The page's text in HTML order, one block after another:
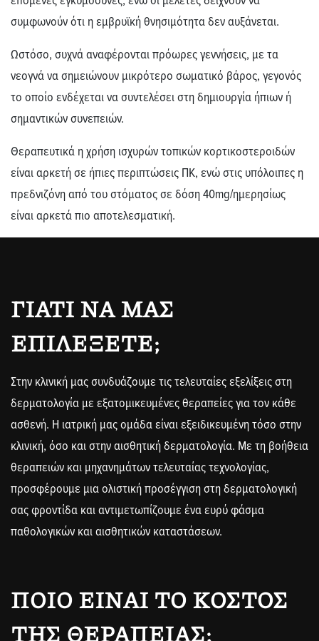
συμφωνούν ότι η εμβρυϊκή θνησιμότητα δεν αυξάνεται.
Ωστόσο, συχνά αναφέρονται πρόωρες γεννήσεις, με τα
νεογνά να σημειώνουν μικρότερο σωματικό βάρος, γεγονός
το οποίο ενδέχεται να συντελέσει στη δημιουργία ήπιων ή
σημαντικών συνεπειών.
Θεραπευτικά η χρήση ισχυρών τοπικών κορτικοστεροιδών
είναι αρκετή σε ήπιες περιπτώσεις ΠΚ, ενώ στις υπόλοιπες η
πρεδνιζόνη από του στόματος σε δόση 40mg/ημερησίως
είναι αρκετά πιο αποτελεσματική.
ΓΙΑΤΊ ΝΑ ΜΑΣ
ΕΠΙΛΈΞΕΤΕ;
Στην κλινική μας συνδυάζουμε τις τελευταίες εξελίξεις στη
δερματολογία με εξατομικευμένες θεραπείες για τον κάθε
ασθενή. Η ιατρική μας ομάδα είναι εξειδικευμένη τόσο στην
κλινική, όσο και στην αισθητική δερματολογία. Με τη βοήθεια
θεραπειών και μηχανημάτων τελευταίας τεχνολογίας,
προσφέρουμε μια ολιστική προσέγγιση στη δερματολογική
σας φροντίδα και αντιμετωπίζουμε ένα ευρύ φάσμα
παθολογικών και αισθητικών καταστάσεων.
ΠΟΙΟ ΕΊΝΑΙ ΤΟ ΚΌΣΤΟΣ
ΤΗΣ ΘΕΡΑΠΕΊΑΣ;